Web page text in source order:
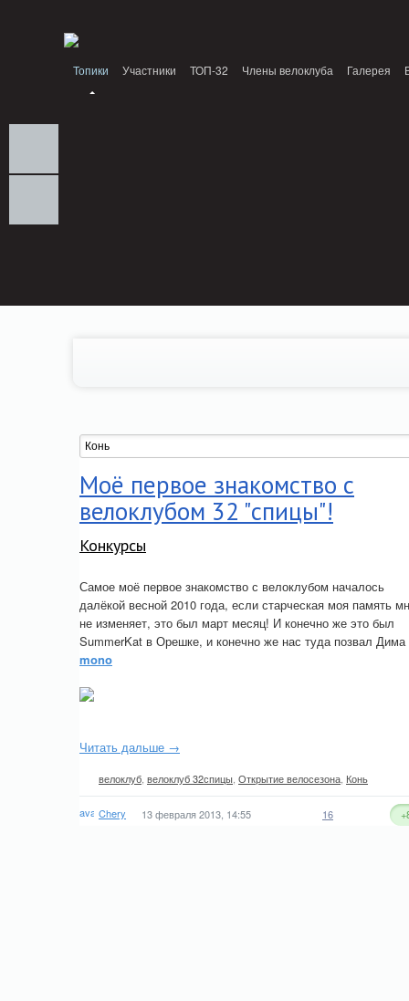
Топики Участники ТОП-32 Члены велоклуба Галерея
Моё первое знакомство с
велоклубом 32 "спицы"!
Конкурсы
Самое моё первое знакомство с велоклубом началось
далёкой весной 2010 года, если старческая моя память
не изменяет, это был март месяц! И конечно же это был
SummerKat в Орешке, и конечно же нас туда позвал Дима
mono
Читать дальше →
велоклуб велоклуб 32спицы Открытие велосезона Конь
Chery 13 февраля 2013, 14:55 16